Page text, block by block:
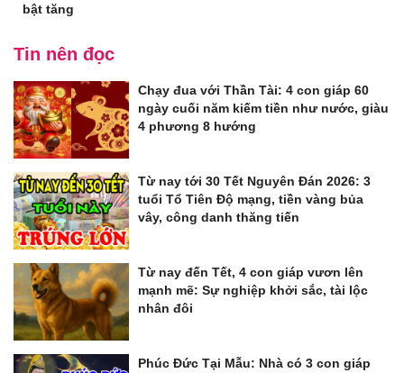
bật tăng
Tin nên đọc
Chạy đua với Thần Tài: 4 con giáp 60
ngày cuối năm kiếm tiền như nước, giàu
4 phương 8 hướng
Từ nay tới 30 Tết Nguyên Đán 2026: 3
tuổi Tổ Tiên Độ mạng, tiền vàng bủa
vây, công danh thăng tiến
Từ nay đến Tết, 4 con giáp vươn lên
mạnh mẽ: Sự nghiệp khởi sắc, tài lộc
nhân đôi
Phúc Đức Tại Mẫu: Nhà có 3 con giáp